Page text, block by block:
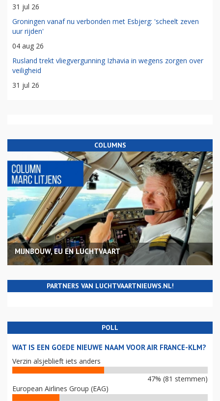
31 jul 26
Groningen vanaf nu verbonden met Esbjerg: 'scheelt zeven
uur rijden'
04 aug 26
Rusland trekt vliegvergunning Izhavia in wegens zorgen over
veiligheid
31 jul 26
COLUMNS
MIJNBOUW, EU EN LUCHTVAART
PARTNERS VAN LUCHTVAARTNIEUWS.NL!
POLL
WAT IS EEN GOEDE NIEUWE NAAM VOOR AIR FRANCE-KLM?
Verzin alsjeblieft iets anders
47% (81 stemmen)
European Airlines Group (EAG)